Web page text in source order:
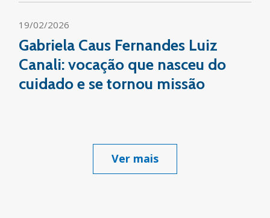
19/02/2026
Gabriela Caus Fernandes Luiz
Canali: vocação que nasceu do
cuidado e se tornou missão
Ver mais